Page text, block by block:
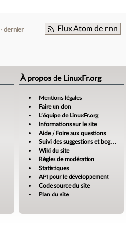
Flux Atom de nnn
dernier
À propos de LinuxFr.org
Mentions légales
Faire un don
L’équipe de LinuxFr.org
Informations sur le site
Aide / Foire aux questions
Suivi des suggestions et bogues
Wiki du site
Règles de modération
Statistiques
API pour le développement
Code source du site
Plan du site